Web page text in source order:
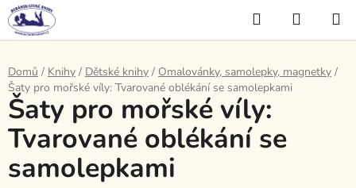
Přejít
na
obsah
Hledat
KOŠÍK
Domů / Knihy / Dětské knihy / Omalovánky, samolepky, magnetky /
Šaty pro mořské víly: Tvarované oblékání se samolepkami
Šaty pro mořské víly:
Tvarované oblékání se
samolepkami